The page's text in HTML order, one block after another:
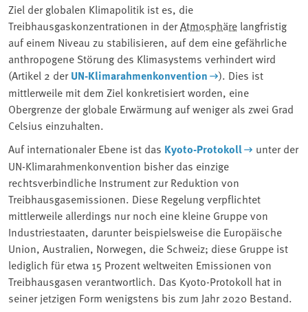
Ziel der globalen Klimapolitik ist es, die
Treibhausgaskonzentrationen in derAtmosphäre langfristig
auf einem Niveau zu stabilisieren, auf dem eine gefährliche
anthropogene Störung des Klimasystems verhindert wird
(Artikel 2 derUN-Klimarahmenkonvention
). Dies ist
mittlerweile mit dem Ziel konkretisiert worden, eine
Obergrenze der globale Erwärmung auf weniger als zwei Grad
Celsius einzuhalten.
Auf internationaler Ebene ist das Kyoto-Protokoll
unter der
UN-Klimarahmenkonvention bisher das einzige
rechtsverbindliche Instrument zur Reduktion von
Treibhausgasemissionen. Diese Regelung verpflichtet
mittlerweile allerdings nur noch eine kleine Gruppe von
Industriestaaten, darunter beispielsweise die Europäische
Union, Australien, Norwegen, die Schweiz; diese Gruppe ist
lediglich für etwa 15 Prozent weltweiten Emissionen von
Treibhausgasen verantwortlich. Das Kyoto-Protokoll hat in
seiner jetzigen Form wenigstens bis zum Jahr 2020 Bestand.